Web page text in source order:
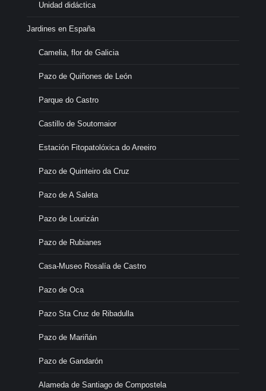
Unidad didáctica
Jardines en España
Camelia, flor de Galicia
Pazo de Quiñones de León
Parque do Castro
Castillo de Soutomaior
Estación Fitopatolóxica do Areeiro
Pazo de Quinteiro da Cruz
Pazo de A Saleta
Pazo de Lourizán
Pazo de Rubianes
Casa-Museo Rosalía de Castro
Pazo de Oca
Pazo Sta Cruz de Ribadulla
Pazo de Mariñán
Pazo de Gandarón
Alameda de Santiago de Compostela